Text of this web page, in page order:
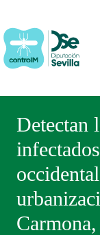
contenido
Detectan